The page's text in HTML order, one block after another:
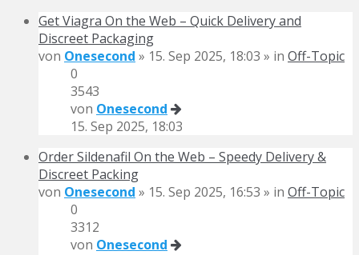
Get Viagra On the Web – Quick Delivery and
Discreet Packaging
von Onesecond » 15. Sep 2025, 18:03 » in Off-Topic
0
3543
von Onesecond
15. Sep 2025, 18:03
Order Sildenafil On the Web – Speedy Delivery &
Discreet Packing
von Onesecond » 15. Sep 2025, 16:53 » in Off-Topic
0
3312
von Onesecond